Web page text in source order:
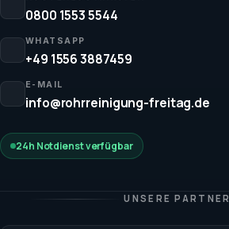
0800 1553 5544
WHATSAPP
+49 1556 3887459
E-MAIL
info@rohrreinigung-freitag.de
24h Notdienst verfügbar
UNSERE PARTNER